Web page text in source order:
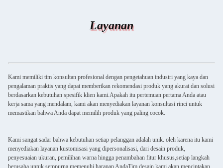
Layanan
Kami memiliki tim konsultan profesional dengan pengetahuan industri yang kaya dan
pengalaman praktis yang dapat memberikan rekomendasi produk yang akurat dan solusi
berdasarkan kebutuhan spesifik klien kami.Apakah itu pertemuan pertama Anda atau
kerja sama yang mendalam, kami akan menyediakan layanan konsultasi rinci untuk
memastikan bahwa Anda dapat memilih produk yang paling cocok.
Kami sangat sadar bahwa kebutuhan setiap pelanggan adalah unik. oleh karena itu kami
menyediakan layanan kustomisasi yang dipersonalisasi, dari desain produk,
penyesuaian ukuran, pemilihan warna hingga penambahan fitur khusus,setiap langkah
berusaha untuk sempurna memenuhi harapan AndaTim desain kami akan menciptakan